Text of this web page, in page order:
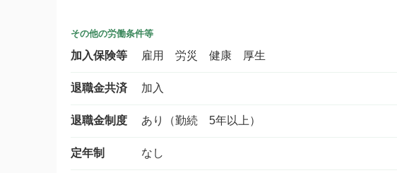
その他の労働条件等
加入保険等 雇用 労災 健康 厚生
退職金共済 加入
退職金制度 あり（勤続 5年以上）
定年制 なし